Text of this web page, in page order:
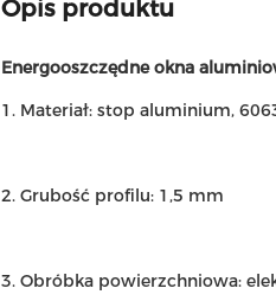
Opis produktu
Energooszczędne okna
1. Materiał: stop aluminium,
2. Grubość profilu: 1,5 mm
3. Obróbka powierzchniowa: